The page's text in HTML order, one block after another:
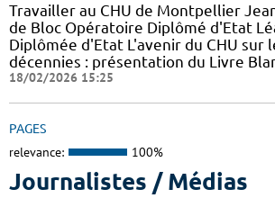
Travailler au CHU de Montpellier
de Bloc Opératoire Diplômé d'Etat
Diplômée d'Etat L'avenir du CHU sur
décennies : présentation du Livre
18/02/2026 15:25
PAGES
relevance: 100%
Journalistes / Médias